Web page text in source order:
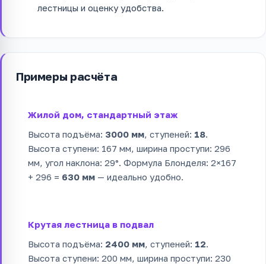
лестницы и оценку удобства.
Примеры расчёта
Жилой дом, стандартный этаж
Высота подъёма: 3000 мм, ступеней: 18.
Высота ступени: 167 мм, ширина проступи: 296
мм, угол наклона: 29°. Формула Блонделя: 2×167
+ 296 = 630 мм — идеально удобно.
Крутая лестница в подвал
Высота подъёма: 2400 мм, ступеней: 12.
Высота ступени: 200 мм, ширина проступи: 230